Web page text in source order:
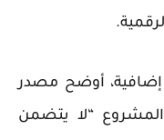
إضافية، أوضح مصدر
“لا يتضمن